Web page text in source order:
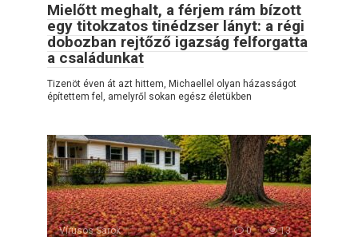
Mielőtt meghalt, a férjem rám bízott
egy titokzatos tinédzser lányt: a régi
dobozban rejtőző igazság felforgatta
a családunkat
Tizenöt éven át azt hittem, Michaellel olyan házasságot
építettem fel, amelyről sokan egész életükben
Vírusos Sarok 0 13